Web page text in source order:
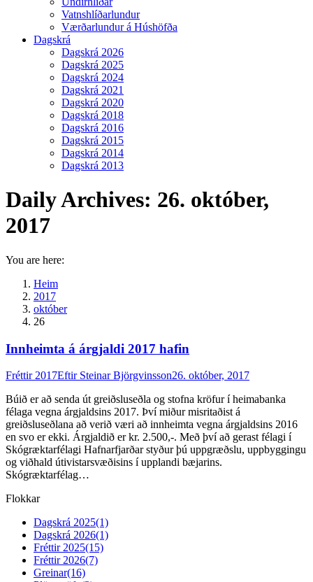
Vatnshlíðarlundur
Værðarlundur á Húshöfða
Dagskrá
Dagskrá 2026
Dagskrá 2025
Dagskrá 2024
Dagskrá 2021
Dagskrá 2020
Dagskrá 2018
Dagskrá 2016
Dagskrá 2015
Dagskrá 2014
Dagskrá 2013
Daily Archives: 26. október,
2017
You are here:
Heim
2017
október
26
Innheimta á árgjaldi 2017 hafin
Fréttir 2017Eftir Steinar Björgvinsson26. október, 2017
Búið er að senda út greiðsluseðla og stofna kröfur í heimabanka
félaga vegna árgjaldsins 2017. Því miður misritaðist á
greiðsluseðlana að verið væri að innheimta vegna árgjaldsins 2016
en svo er ekki. Árgjaldið er kr. 2.500,-. Með því að gerast félagi í
Skógræktarfélagi Hafnarfjarðar styður þú uppgræðslu, uppbyggingu
og viðhald útivistarsvæðisins í upplandi bæjarins.
Skógræktarfélag…
Flokkar
Dagskrá 2025(1)
Dagskrá 2026(1)
Fréttir 2025(15)
Fréttir 2026(7)
Greinar(16)